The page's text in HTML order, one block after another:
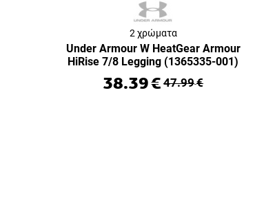
2 χρώματα
Under Armour W HeatGear Armour
HiRise 7/8 Legging (1365335-001)
38.39€ 47.99€